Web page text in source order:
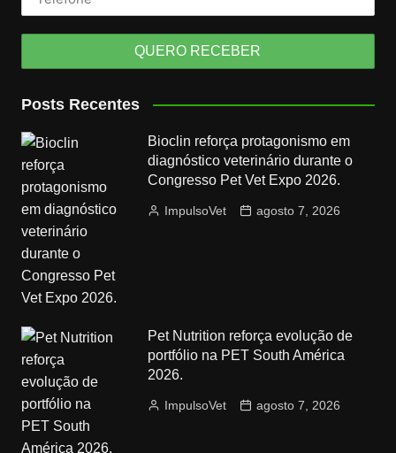
Posts Recentes
Bioclin reforça protagonismo em
diagnóstico veterinário durante o
Congresso Pet Vet Expo 2026.
ImpulsoVet agosto 7, 2026
Pet Nutrition reforça evolução de
portfólio na PET South América
2026.
ImpulsoVet agosto 7, 2026